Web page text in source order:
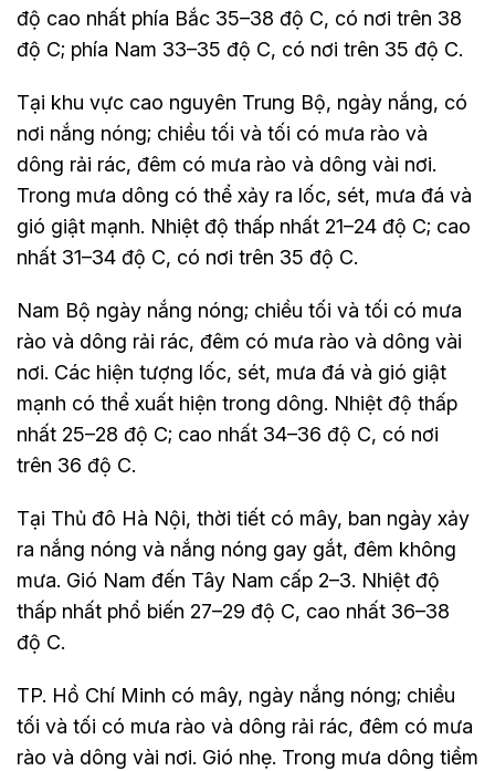
độ cao nhất phía Bắc 35–38 độ C, có nơi trên 38
độ C; phía Nam 33–35 độ C, có nơi trên 35 độ C.
Tại khu vực cao nguyên Trung Bộ, ngày nắng, có
nơi nắng nóng; chiều tối và tối có mưa rào và
dông rải rác, đêm có mưa rào và dông vài nơi.
Trong mưa dông có thể xảy ra lốc, sét, mưa đá và
gió giật mạnh. Nhiệt độ thấp nhất 21–24 độ C; cao
nhất 31–34 độ C, có nơi trên 35 độ C.
Nam Bộ ngày nắng nóng; chiều tối và tối có mưa
rào và dông rải rác, đêm có mưa rào và dông vài
nơi. Các hiện tượng lốc, sét, mưa đá và gió giật
mạnh có thể xuất hiện trong dông. Nhiệt độ thấp
nhất 25–28 độ C; cao nhất 34–36 độ C, có nơi
trên 36 độ C.
Tại Thủ đô Hà Nội, thời tiết có mây, ban ngày xảy
ra nắng nóng và nắng nóng gay gắt, đêm không
mưa. Gió Nam đến Tây Nam cấp 2–3. Nhiệt độ
thấp nhất phổ biến 27–29 độ C, cao nhất 36–38
độ C.
TP. Hồ Chí Minh có mây, ngày nắng nóng; chiều
tối và tối có mưa rào và dông rải rác, đêm có mưa
rào và dông vài nơi. Gió nhẹ. Trong mưa dông tiềm